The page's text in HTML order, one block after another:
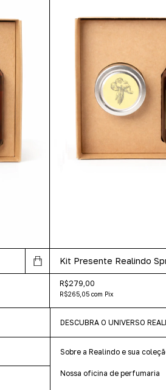
Kit Presente Realindo
R$279,00
R$265,05 com Pix
DESCUBRA O UNIVERSO
Sobre a Realindo e sua
Nossa oficina de perfumaria